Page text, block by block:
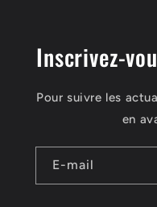
Inscrivez-
Pour suivre les
en
E-mail